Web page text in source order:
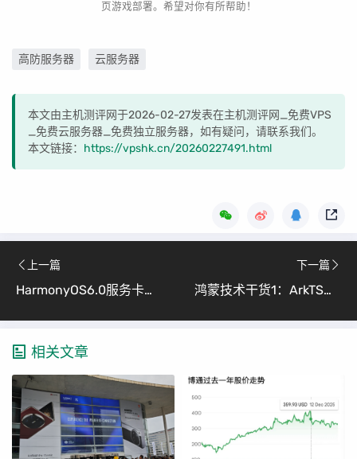
页游戏部署。希望对你有所帮助！
高防服务器 云服务器
本文由主机测评网于2026-02-27发表在主机测评网_免费VPS
_免费云服务器_免费独立服务器，如有疑问，请联系我们。
本文链接： https://vpshk.cn/20260227491.html
上一篇
HarmonyOS6.0服务卡片实战：把「轻食刻」装进桌面
下一篇
鸿蒙技术干货1：ArkTS语法与UI组件实战 从零基础到实战应用，快速掌握鸿蒙应用开发核心
相关文章